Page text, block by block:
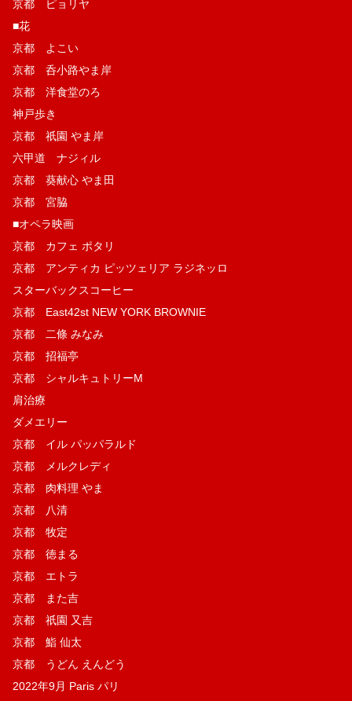
京都 ピョリヤ
■花
京都 よこい
京都 呑小路やま岸
京都 洋食堂のろ
神戸歩き
京都 祇園 やま岸
六甲道 ナジィル
京都 葵献心 やま田
京都 宮脇
■オペラ映画
京都 カフェ ポタリ
京都 アンティカ ピッツェリア ラジネッロ
スターバックスコーヒー
京都 East42st NEW YORK BROWNIE
京都 二條 みなみ
京都 招福亭
京都 シャルキュトリーM
肩治療
ダメエリー
京都 イル パッパラルド
京都 メルクレディ
京都 肉料理 やま
京都 八清
京都 牧定
京都 徳まる
京都 エトラ
京都 また吉
京都 祇園 又吉
京都 鮨 仙太
京都 うどん えんどう
2022年9月 Paris パリ